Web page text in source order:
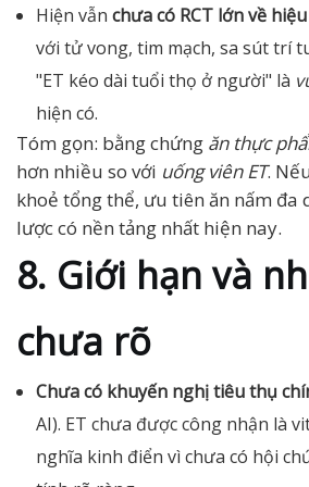
Hiện vẫn chưa có RCT lớn về
với tử vong, tim mạch, sa sút trí
"ET kéo dài tuổi thọ ở người" là
hiện có.
Tóm gọn: bằng chứng ăn thực
hơn nhiều so với uống viên ET.
khoẻ tổng thể, ưu tiên ăn nấm đa
lược có nền tảng nhất hiện nay.
8. Giới hạn và
chưa rõ
Chưa có khuyến nghị tiêu thụ
AI). ET chưa được công nhận là
nghĩa kinh điển vì chưa có hội